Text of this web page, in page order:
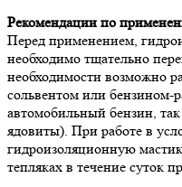
Рекомендации по
Перед применением,
необходимо тщательно
необходимости возможно
сольвентом или бензином-
автомобильный бензин,
ядовиты). При работе в
гидроизоляционную
тепляках в течение суток